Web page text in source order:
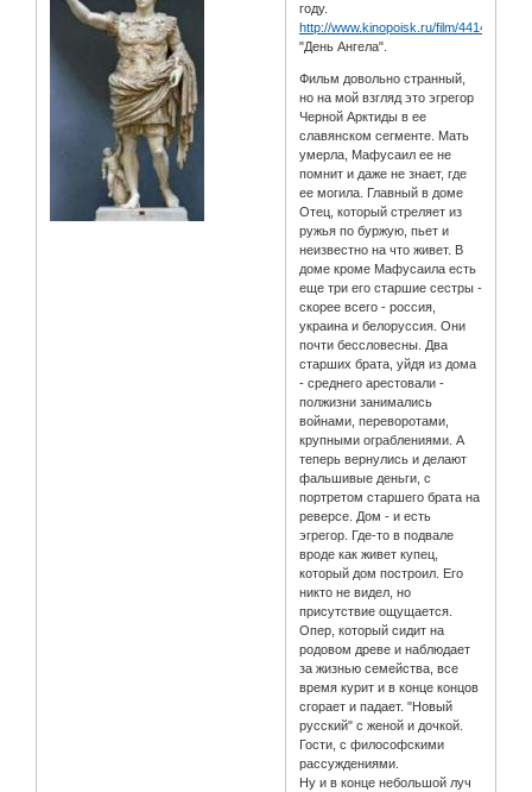
году.
http://www.kinopoisk.ru/film/44143/
"День Ангела".
Фильм довольно странный,
но на мой взгляд это эгрегор
Черной Арктиды в ее
славянском сегменте. Мать
умерла, Мафусаил ее не
помнит и даже не знает, где
ее могила. Главный в доме
Отец, который стреляет из
ружья по буржую, пьет и
неизвестно на что живет. В
доме кроме Мафусаила есть
еще три его старшие сестры -
скорее всего - россия,
украина и белоруссия. Они
почти бессловесны. Два
старших брата, уйдя из дома
- среднего арестовали -
полжизни занимались
войнами, переворотами,
крупными ограблениями. А
теперь вернулись и делают
фальшивые деньги, с
портретом старшего брата на
реверсе. Дом - и есть
эгрегор. Где-то в подвале
вроде как живет купец,
который дом построил. Его
никто не видел, но
присутствие ощущается.
Опер, который сидит на
родовом древе и наблюдает
за жизнью семейства, все
время курит и в конце концов
сгорает и падает. "Новый
русский" с женой и дочкой.
Гости, с философскими
рассуждениями.
Ну и в конце небольшой луч